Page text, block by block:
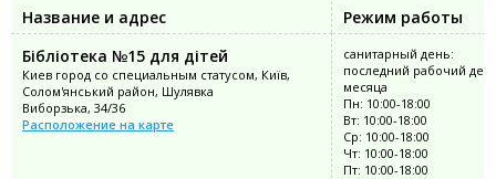
Название и адрес
Режим работы
Бібліотека №15 для дітей
Киев город со специальным статусом, Київ,
Солом'янський район, Шулявка
Виборзька, 34/36
Расположение на карте
санитарный день:
последний рабочий
месяца
Пн: 10:00-18:00
Вт: 10:00-18:00
Ср: 10:00-18:00
Чт: 10:00-18:00
Пт: 10:00-18:00